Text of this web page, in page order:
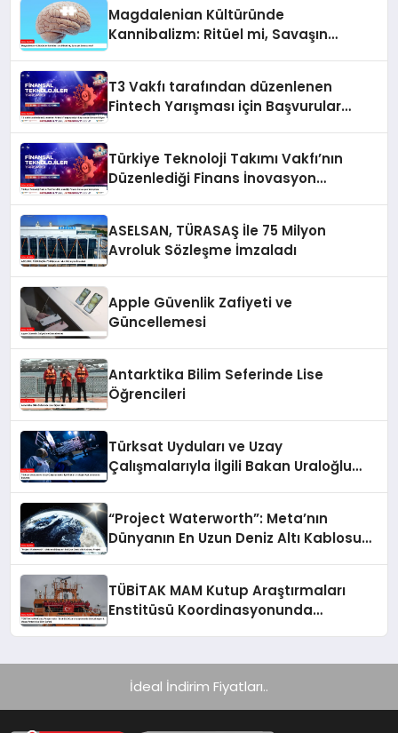
Magdalenian Kültüründe
Kannibalizm: Ritüel mi, Savaşın
T3 Vakfı tarafından düzenlenen
Fintech Yarışması için Başvurular
Türkiye Teknoloji Takımı Vakfı’nın
Düzenlediği Finans İnovasyon
ASELSAN, TÜRASAŞ İle 75 Milyon
Avroluk Sözleşme İmzaladı
Apple Güvenlik Zafiyeti ve
Güncellemesi
Antarktika Bilim Seferinde Lise
Öğrencileri
Türksat Uyduları ve Uzay
Çalışmalarıyla İlgili Bakan Uraloğlu
“Project Waterworth”: Meta’nın
Dünyanın En Uzun Deniz Altı Kablosu
TÜBİTAK MAM Kutup Araştırmaları
Enstitüsü Koordinasyonunda
İdeal İndirim Fiyatları..